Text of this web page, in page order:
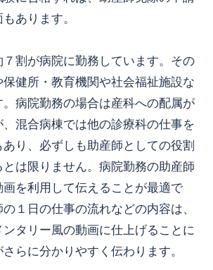
あります。
割が病院に勤務しています。その
健所・教育機関や社会福祉施設な
病院勤務の場合は産科への配属が
混合病棟では他の診療科の仕事を
り、必ずしも助産師としての役割
は限りません。病院勤務の助産師
を利用して伝えることが最適で
１日の仕事の流れなどの内容は、
タリー風の動画に仕上げることに
らに分かりやすく伝わります。